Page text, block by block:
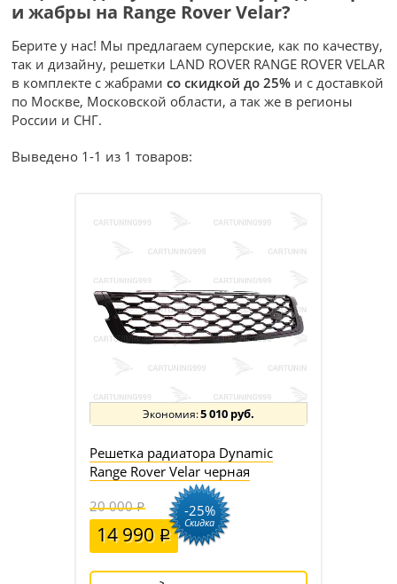
и жабры на Range Rover Velar?
Берите у нас! Мы предлагаем суперские, как по качеству,
так и дизайну, решетки LAND ROVER RANGE ROVER VELAR
в комплекте с жабрамисо скидкой до 25% и с доставкой
по Москве, Московской области, а так же в регионы
России и СНГ.
Выведено 1-1 из 1 товаров:
5 010 руб.
Решетка радиатора Dynamic
Range Rover Velar черная
20 000
14 990
-25%
Скидка